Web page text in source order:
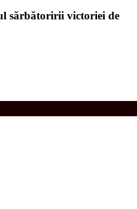
sărbătoririi victoriei de